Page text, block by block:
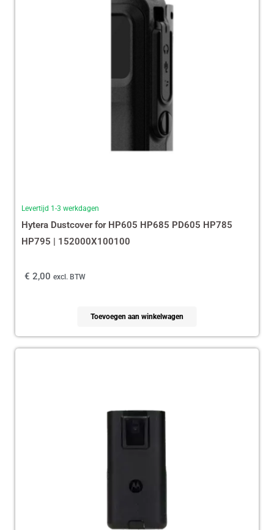
Levertijd 1-3 werkdagen
Hytera Dustcover for HP605 HP685 PD605 HP785
HP795 | 152000X100100
€ 2,00 excl. BTW
Toevoegen aan winkelwagen